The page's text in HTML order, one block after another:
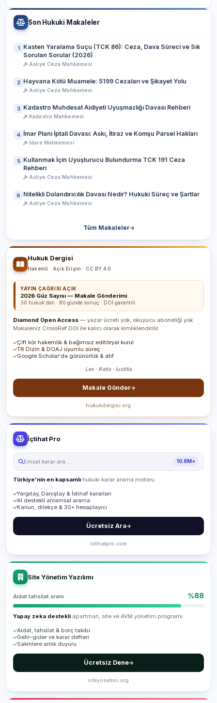
Son Hukuki Makaleler
1
Kasten Yaralama Suçu (TCK 86): Ceza, Dava Süreci ve Sık
Sorulan Sorular (2026)
Asliye Ceza Mahkemesi
2 Hayvana Kötü Muamele: 5199 Cezaları ve Şikayet Yolu
Asliye Ceza Mahkemesi
3 Kadastro Muhdesat Aidiyeti Uyuşmazlığı Davası Rehberi
Kadastro Mahkemesi
4 İmar Planı İptali Davası: Askı, İtiraz ve Komşu Parsel Hakları
İdare Mahkemesi
5 Kullanmak İçin Uyuşturucu Bulundurma TCK 191 Ceza
Rehberi
Asliye Ceza Mahkemesi
6 Nitelikli Dolandırıcılık Davası Nedir? Hukuki Süreç ve Şartlar
Asliye Ceza Mahkemesi
Tüm Makaleler
Hukuk Dergisi
Hakemli · Açık Erişim · CC BY 4.0
YAYIN ÇAĞRISI AÇIK
2026 Güz Sayısı — Makale Gönderimi
30 hukuk dalı · 80 günde sonuç · DOI garantili
Diamond Open Access — yazar ücreti yok, okuyucu aboneliği yok.
Makaleniz CrossRef DOI ile kalıcı olarak kimliklendirilir.
Çift kör hakemlik & bağımsız editöryal kurul
TR Dizin & DOAJ uyumlu süreç
Google Scholar'da görünürlük & atıf
Lex · Ratio · Iustitia
Makale Gönder
hukukdergisi.org
İçtihat Pro
Emsal karar ara… 10.8M+
Türkiye'nin en kapsamlı hukuki karar arama motoru.
Yargıtay, Danıştay & İstinaf kararları
AI destekli anlamsal arama
Kanun, dilekçe & 30+ hesaplayıcı
Ücretsiz Ara
ictihatpro.com
Site Yönetim Yazılımı
Aidat tahsilat oranı %88
Yapay zeka destekli apartman, site ve AVM yönetim programı.
Aidat, tahsilat & borç takibi
Gelir–gider ve karar defteri
Sakinlere anlık duyuru
Ücretsiz Dene
siteyonetimi.org